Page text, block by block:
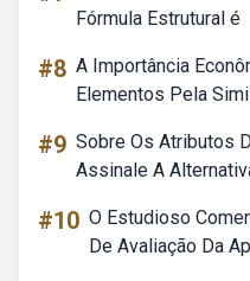
Fórmula Estrutural é
#8 A Importância
Elementos Pela
#9 Sobre Os Atributos
Assinale A
#10 O Estudioso
De Avaliação Da